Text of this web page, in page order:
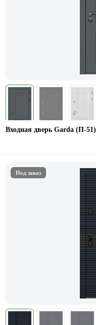
Входная дверь Garda (П-51)
Под заказ